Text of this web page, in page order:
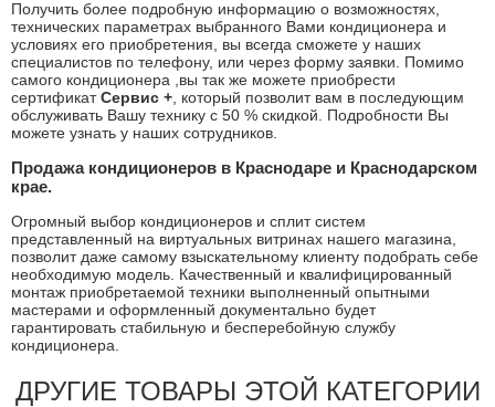
Получить более подробную информацию о возможностях,
технических параметрах выбранного Вами кондиционера и
условиях его приобретения, вы всегда сможете у наших
специалистов по телефону, или через форму заявки. Помимо
самого кондиционера ,вы так же можете приобрести
сертификатСервис + , который позволит вам в последующим
обслуживать Вашу технику с 50 % скидкой. Подробности Вы
можете узнать у наших сотрудников.
Продажа кондиционеров в Краснодаре и Краснодарском
крае.
Огромный выбор кондиционеров и сплит систем
представленный на виртуальных витринах нашего магазина,
позволит даже самому взыскательному клиенту подобрать себе
необходимую модель. Качественный и квалифицированный
монтаж приобретаемой техники выполненный опытными
мастерами и оформленный документально будет
гарантировать стабильную и бесперебойную службу
кондиционера.
ДРУГИЕ ТОВАРЫ ЭТОЙ КАТЕГОРИИ